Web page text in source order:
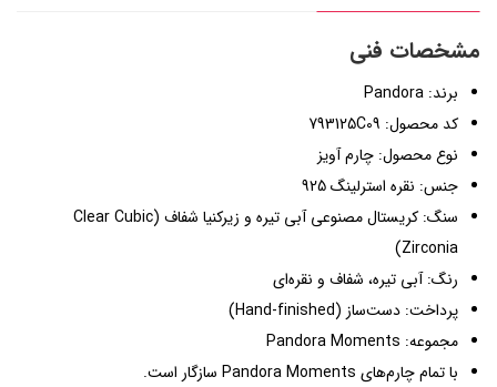
مشخصات فنی
برند: Pandora
کد محصول: 793125C09
نوع محصول: چارم آویز
جنس: نقره استرلینگ 925
سنگ: کریستال مصنوعی آبی تیره و زیرکنیا شفاف (Clear Cubic
Zirconia)
رنگ: آبی تیره، شفاف و نقره‌ای
پرداخت: دست‌ساز (Hand-finished)
مجموعه: Pandora Moments
با تمام چارم‌های Pandora Moments سازگار است.